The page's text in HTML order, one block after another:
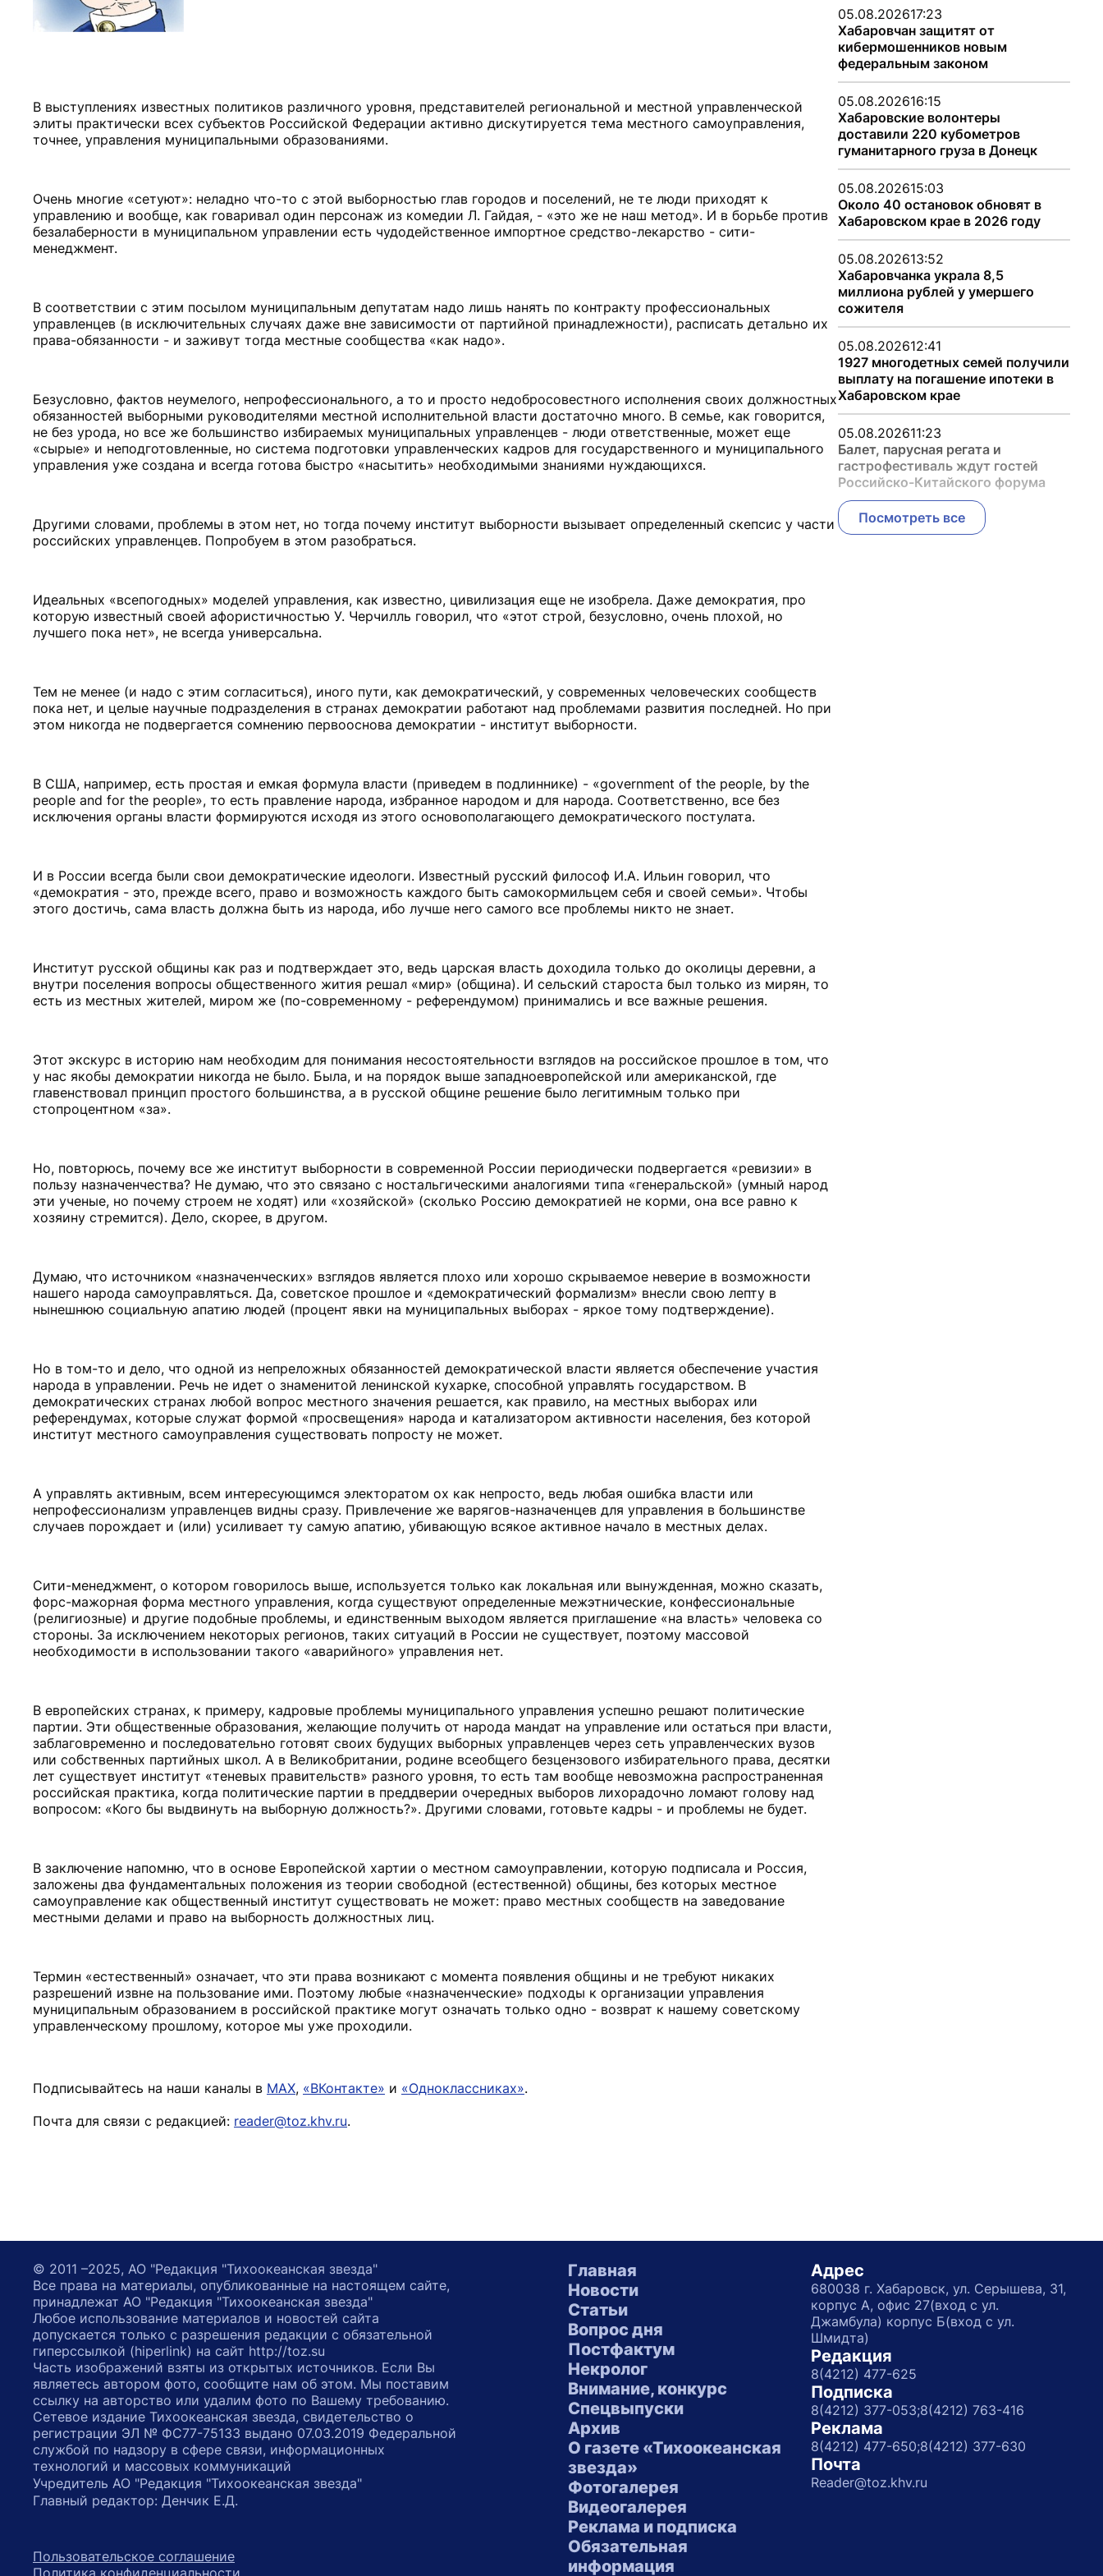
В выступлениях известных политиков различного уровня, представителей региональной и местной управленческой
элиты практически всех субъектов Российской Федерации активно дискутируется тема местного самоуправления,
точнее, управления муниципальными образованиями.
Очень многие «сетуют»: неладно что-то с этой выборностью глав городов и поселений, не те люди приходят к
управлению и вообще, как говаривал один персонаж из комедии Л. Гайдая, - «это же не наш метод». И в борьбе против
безалаберности в муниципальном управлении есть чудодейственное импортное средство-лекарство - сити-
менеджмент.
В соответствии с этим посылом муниципальным депутатам надо лишь нанять по контракту профессиональных
управленцев (в исключительных случаях даже вне зависимости от партийной принадлежности), расписать детально их
права-обязанности - и заживут тогда местные сообщества «как надо».
Безусловно, фактов неумелого, непрофессионального, а то и просто недобросовестного исполнения своих должностных
обязанностей выборными руководителями местной исполнительной власти достаточно много. В семье, как говорится,
не без урода, но все же большинство избираемых муниципальных управленцев - люди ответственные, может еще
«сырые» и неподготовленные, но система подготовки управленческих кадров для государственного и муниципального
управления уже создана и всегда готова быстро «насытить» необходимыми знаниями нуждающихся.
Другими словами, проблемы в этом нет, но тогда почему институт выборности вызывает определенный скепсис у части
российских управленцев. Попробуем в этом разобраться.
Идеальных «всепогодных» моделей управления, как известно, цивилизация еще не изобрела. Даже демократия, про
которую известный своей афористичностью У. Черчилль говорил, что «этот строй, безусловно, очень плохой, но
лучшего пока нет», не всегда универсальна.
Тем не менее (и надо с этим согласиться), иного пути, как демократический, у современных человеческих сообществ
пока нет, и целые научные подразделения в странах демократии работают над проблемами развития последней. Но при
этом никогда не подвергается сомнению первооснова демократии - институт выборности.
В США, например, есть простая и емкая формула власти (приведем в подлиннике) - «government of the people, by the
people and for the people», то есть правление народа, избранное народом и для народа. Соответственно, все без
исключения органы власти формируются исходя из этого основополагающего демократического постулата.
И в России всегда были свои демократические идеологи. Известный русский философ И.А. Ильин говорил, что
«демократия - это, прежде всего, право и возможность каждого быть самокормильцем себя и своей семьи». Чтобы
этого достичь, сама власть должна быть из народа, ибо лучше него самого все проблемы никто не знает.
Институт русской общины как раз и подтверждает это, ведь царская власть доходила только до околицы деревни, а
внутри поселения вопросы общественного жития решал «мир» (община). И сельский староста был только из мирян, то
есть из местных жителей, миром же (по-современному - референдумом) принимались и все важные решения.
Этот экскурс в историю нам необходим для понимания несостоятельности взглядов на российское прошлое в том, что
у нас якобы демократии никогда не было. Была, и на порядок выше западноевропейской или американской, где
главенствовал принцип простого большинства, а в русской общине решение было легитимным только при
стопроцентном «за».
Но, повторюсь, почему все же институт выборности в современной России периодически подвергается «ревизии» в
пользу назначенчества? Не думаю, что это связано с ностальгическими аналогиями типа «генеральской» (умный народ
эти ученые, но почему строем не ходят) или «хозяйской» (сколько Россию демократией не корми, она все равно к
хозяину стремится). Дело, скорее, в другом.
Думаю, что источником «назначенческих» взглядов является плохо или хорошо скрываемое неверие в возможности
нашего народа самоуправляться. Да, советское прошлое и «демократический формализм» внесли свою лепту в
нынешнюю социальную апатию людей (процент явки на муниципальных выборах - яркое тому подтверждение).
Но в том-то и дело, что одной из непреложных обязанностей демократической власти является обеспечение участия
народа в управлении. Речь не идет о знаменитой ленинской кухарке, способной управлять государством. В
демократических странах любой вопрос местного значения решается, как правило, на местных выборах или
референдумах, которые служат формой «просвещения» народа и катализатором активности населения, без которой
институт местного самоуправления существовать попросту не может.
А управлять активным, всем интересующимся электоратом ох как непросто, ведь любая ошибка власти или
непрофессионализм управленцев видны сразу. Привлечение же варягов-назначенцев для управления в большинстве
случаев порождает и (или) усиливает ту самую апатию, убивающую всякое активное начало в местных делах.
Сити-менеджмент, о котором говорилось выше, используется только как локальная или вынужденная, можно сказать,
форс-мажорная форма местного управления, когда существуют определенные межэтнические, конфессиональные
(религиозные) и другие подобные проблемы, и единственным выходом является приглашение «на власть» человека со
стороны. За исключением некоторых регионов, таких ситуаций в России не существует, поэтому массовой
необходимости в использовании такого «аварийного» управления нет.
В европейских странах, к примеру, кадровые проблемы муниципального управления успешно решают политические
партии. Эти общественные образования, желающие получить от народа мандат на управление или остаться при власти,
заблаговременно и последовательно готовят своих будущих выборных управленцев через сеть управленческих вузов
или собственных партийных школ. А в Великобритании, родине всеобщего безцензового избирательного права, десятки
лет существует институт «теневых правительств» разного уровня, то есть там вообще невозможна распространенная
российская практика, когда политические партии в преддверии очередных выборов лихорадочно ломают голову над
вопросом: «Кого бы выдвинуть на выборную должность?». Другими словами, готовьте кадры - и проблемы не будет.
В заключение напомню, что в основе Европейской хартии о местном самоуправлении, которую подписала и Россия,
заложены два фундаментальных положения из теории свободной (естественной) общины, без которых местное
самоуправление как общественный институт существовать не может: право местных сообществ на заведование
местными делами и право на выборность должностных лиц.
Термин «естественный» означает, что эти права возникают с момента появления общины и не требуют никаких
разрешений извне на пользование ими. Поэтому любые «назначенческие» подходы к организации управления
муниципальным образованием в российской практике могут означать только одно - возврат к нашему советскому
управленческому прошлому, которое мы уже проходили.
Подписывайтесь на наши каналы в MAX, «ВКонтакте» и «Одноклассниках».
Почта для связи с редакцией: reader@toz.khv.ru.
05.08.202617:23
Хабаровчан защитят от
кибермошенников новым
федеральным законом
05.08.202616:15
Хабаровские волонтеры
доставили 220 кубометров
гуманитарного груза в Донецк
05.08.202615:03
Около 40 остановок обновят в
Хабаровском крае в 2026 году
05.08.202613:52
Хабаровчанка украла 8,5
миллиона рублей у умершего
сожителя
05.08.202612:41
1927 многодетных семей получили
выплату на погашение ипотеки в
Хабаровском крае
05.08.202611:23
Балет, парусная регата и
гастрофестиваль ждут гостей
Российско-Китайского форума
Посмотреть все
Главная
Новости
Статьи
Вопрос дня
Постфактум
Некролог
Внимание, конкурс
Спецвыпуски
Архив
О газете «Тихоокеанская
звезда»
Фотогалерея
Видеогалерея
Реклама и подписка
Обязательная
информация
Адрес
680038 г. Хабаровск, ул. Серышева, 31,
корпус А, офис 27(вход с ул.
Джамбула) корпус Б(вход с ул.
Шмидта)
Редакция
8(4212) 477-625
Подписка
8(4212) 377-053;8(4212) 763-416
Реклама
8(4212) 477-650;8(4212) 377-630
Почта
Reader@toz.khv.ru
© 2011 –2025, АО "Редакция "Тихоокеанская звезда"
Все права на материалы, опубликованные на настоящем сайте,
принадлежат АО "Редакция "Тихоокеанская звезда"
Любое использование материалов и новостей сайта
допускается только с разрешения редакции с обязательной
гиперссылкой (hiperlink) на сайт http://toz.su
Часть изображений взяты из открытых источников. Если Вы
являетесь автором фото, сообщите нам об этом. Мы поставим
ссылку на авторство или удалим фото по Вашему требованию.
Сетевое издание Тихоокеанская звезда, свидетельство о
регистрации ЭЛ № ФС77-75133 выдано 07.03.2019 Федеральной
службой по надзору в сфере связи, информационных
технологий и массовых коммуникаций
Учредитель АО "Редакция "Тихоокеанская звезда"
Главный редактор: Денчик Е.Д.
Пользовательское соглашение
Политика конфиденциальности